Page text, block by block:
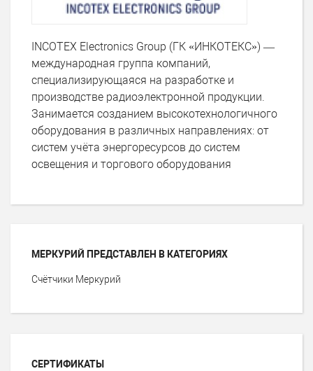
INCOTEX Electronics Group (ГК «ИНКОТЕКС») —
международная группа компаний,
специализирующаяся на разработке и
производстве радиоэлектронной продукции.
Занимается созданием высокотехнологичного
оборудования в различных направлениях: от
систем учёта энергоресурсов до систем
освещения и торгового оборудования
МЕРКУРИЙ ПРЕДСТАВЛЕН В КАТЕГОРИЯХ
Счётчики Меркурий
СЕРТИФИКАТЫ